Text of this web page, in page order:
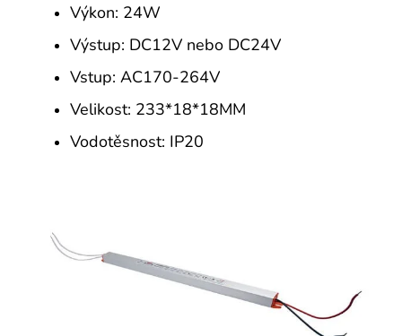
Výkon: 24W
Výstup: DC12V nebo DC24V
Vstup: AC170-264V
Velikost: 233*18*18MM
Vodotěsnost: IP20